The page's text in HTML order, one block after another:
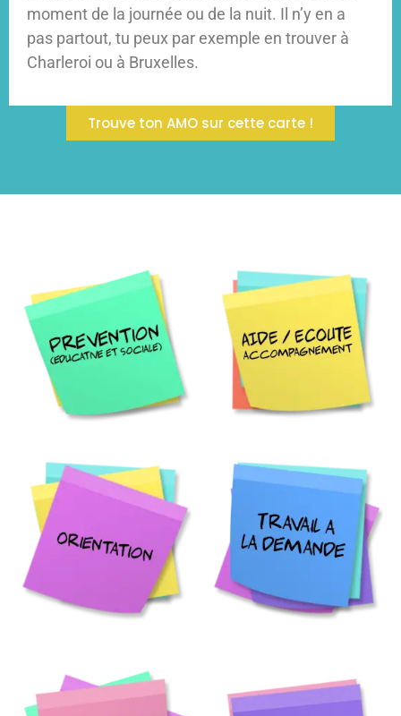
moment de la journée ou de la nuit. Il n’y en a
pas partout, tu peux par exemple en trouver à
Charleroi ou à Bruxelles.
Trouve ton AMO sur cette carte !